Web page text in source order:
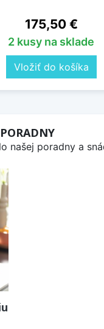
Cena
175,50 €
2 kusy na sklade
Vložiť do košíka
našej poradny a